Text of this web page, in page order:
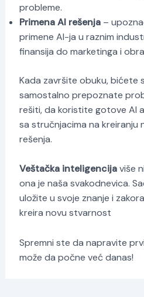
probleme.
Primena AI rešenja–
primene AI-ja u raznim
finansija do marketinga i
Kada završite obuku, bićete
samostalno prepoznate
rešiti, da koristite gotove AI
sa stručnjacima na kreiranju
rešenja.
Veštačka inteligencijaviše
ona je naša svakodnevica.
uložite u svoje znanje i
kreira novu stvarnost
Spremni ste da napravite
može da počne već danas!